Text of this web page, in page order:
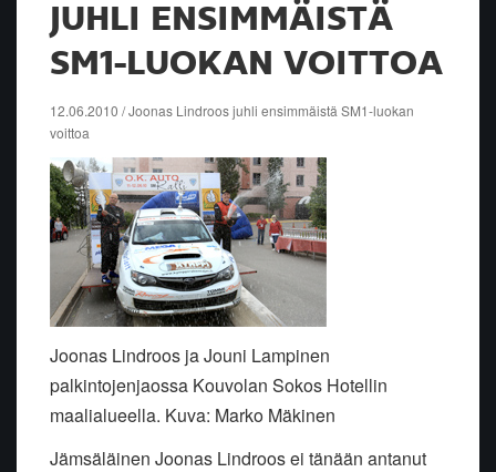
JUHLI ENSIMMÄISTÄ
SM1-LUOKAN VOITTOA
12.06.2010 / Joonas Lindroos juhli ensimmäistä SM1-luokan
voittoa
Joonas Lindroos ja Jouni Lampinen
palkintojenjaossa Kouvolan Sokos Hotellin
maalialueella. Kuva: Marko Mäkinen
Jämsäläinen Joonas Lindroos ei tänään antanut